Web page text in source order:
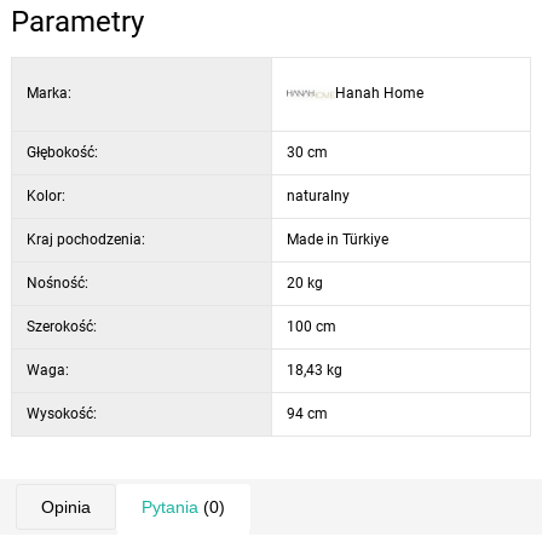
Wysokość nóg: 72 cm
Konstrukcja: dwupoziomowa
Możliwość przymocowania do ściany: tak
Parametry
Marka: Hanah Home
Głębokość: 30 cm
Kolor: naturalny
Kraj pochodzenia: Made in Türkiye
Nośność: 20 kg
Szerokość: 100 cm
Waga: 18,43 kg
Wysokość: 94 cm
Opinia Pytania (0)